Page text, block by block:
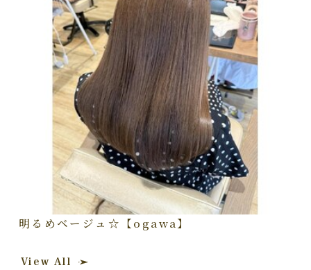
明るめベージュ☆【ogawa】
View All